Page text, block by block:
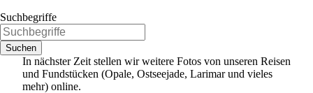
Suchbegriffe
Suchen
In nächster Zeit stellen wir weitere Fotos von unseren Reisen
und Fundstücken (Opale, Ostseejade, Larimar und vieles
mehr) online.